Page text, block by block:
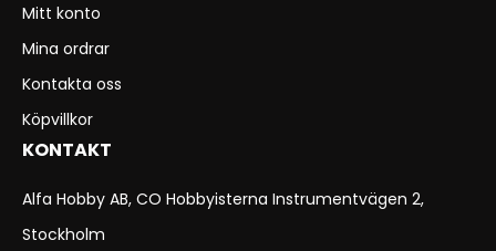
Mitt konto
Mina ordrar
Kontakta oss
Köpvillkor
KONTAKT
Alfa Hobby AB, CO Hobbyisterna Instrumentvägen 2,
Stockholm